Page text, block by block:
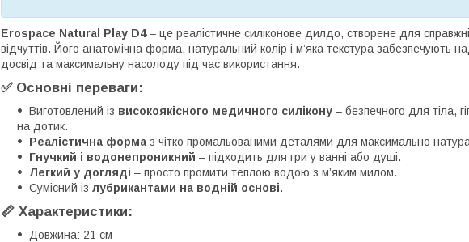
Erospace Natural Play D4– це реалістичне силіконове дилдо, створене для
відчуттів. Його анатомічна форма, натуральний колір і м’яка текстура забезпечують
досвід та максимальну насолоду під час використання.
✅ Основні переваги:
Виготовлений із високоякісного медичного силікону – безпечного для тіла,
на дотик.
Реалістична форма з чітко промальованими деталями для максимально
Гнучкий і водонепроникний – підходить для гри у ванні або душі.
Легкий у догляді – просто промити теплою водою з м’яким милом.
Сумісний із лубрикантами на водній основі.
📏 Характеристики:
Довжина: 21 см